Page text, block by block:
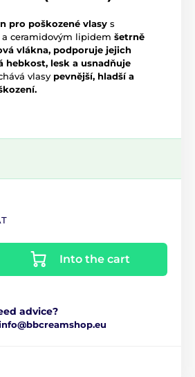
pro poškozené vlasy s
ceramidovým lipidem šetrně
vlákna, podporuje jejich
hebkost, lesk a usnadňuje
vlasy pevnější, hladší a
Into the cart
advice?